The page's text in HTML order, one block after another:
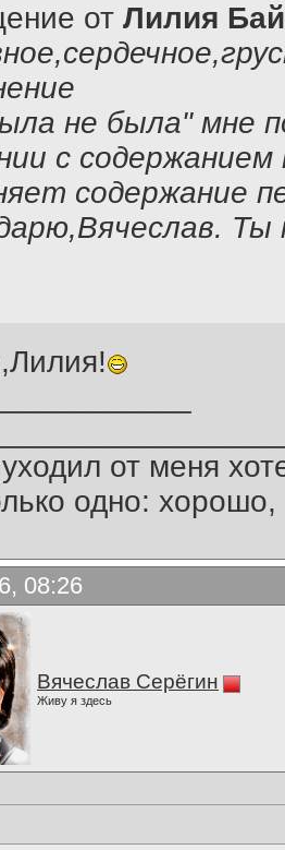
от Лилия
не была" мне
с
содержание
Ты
от меня
одно:
08:26
Вячеслав Серёгин
Живу я здесь